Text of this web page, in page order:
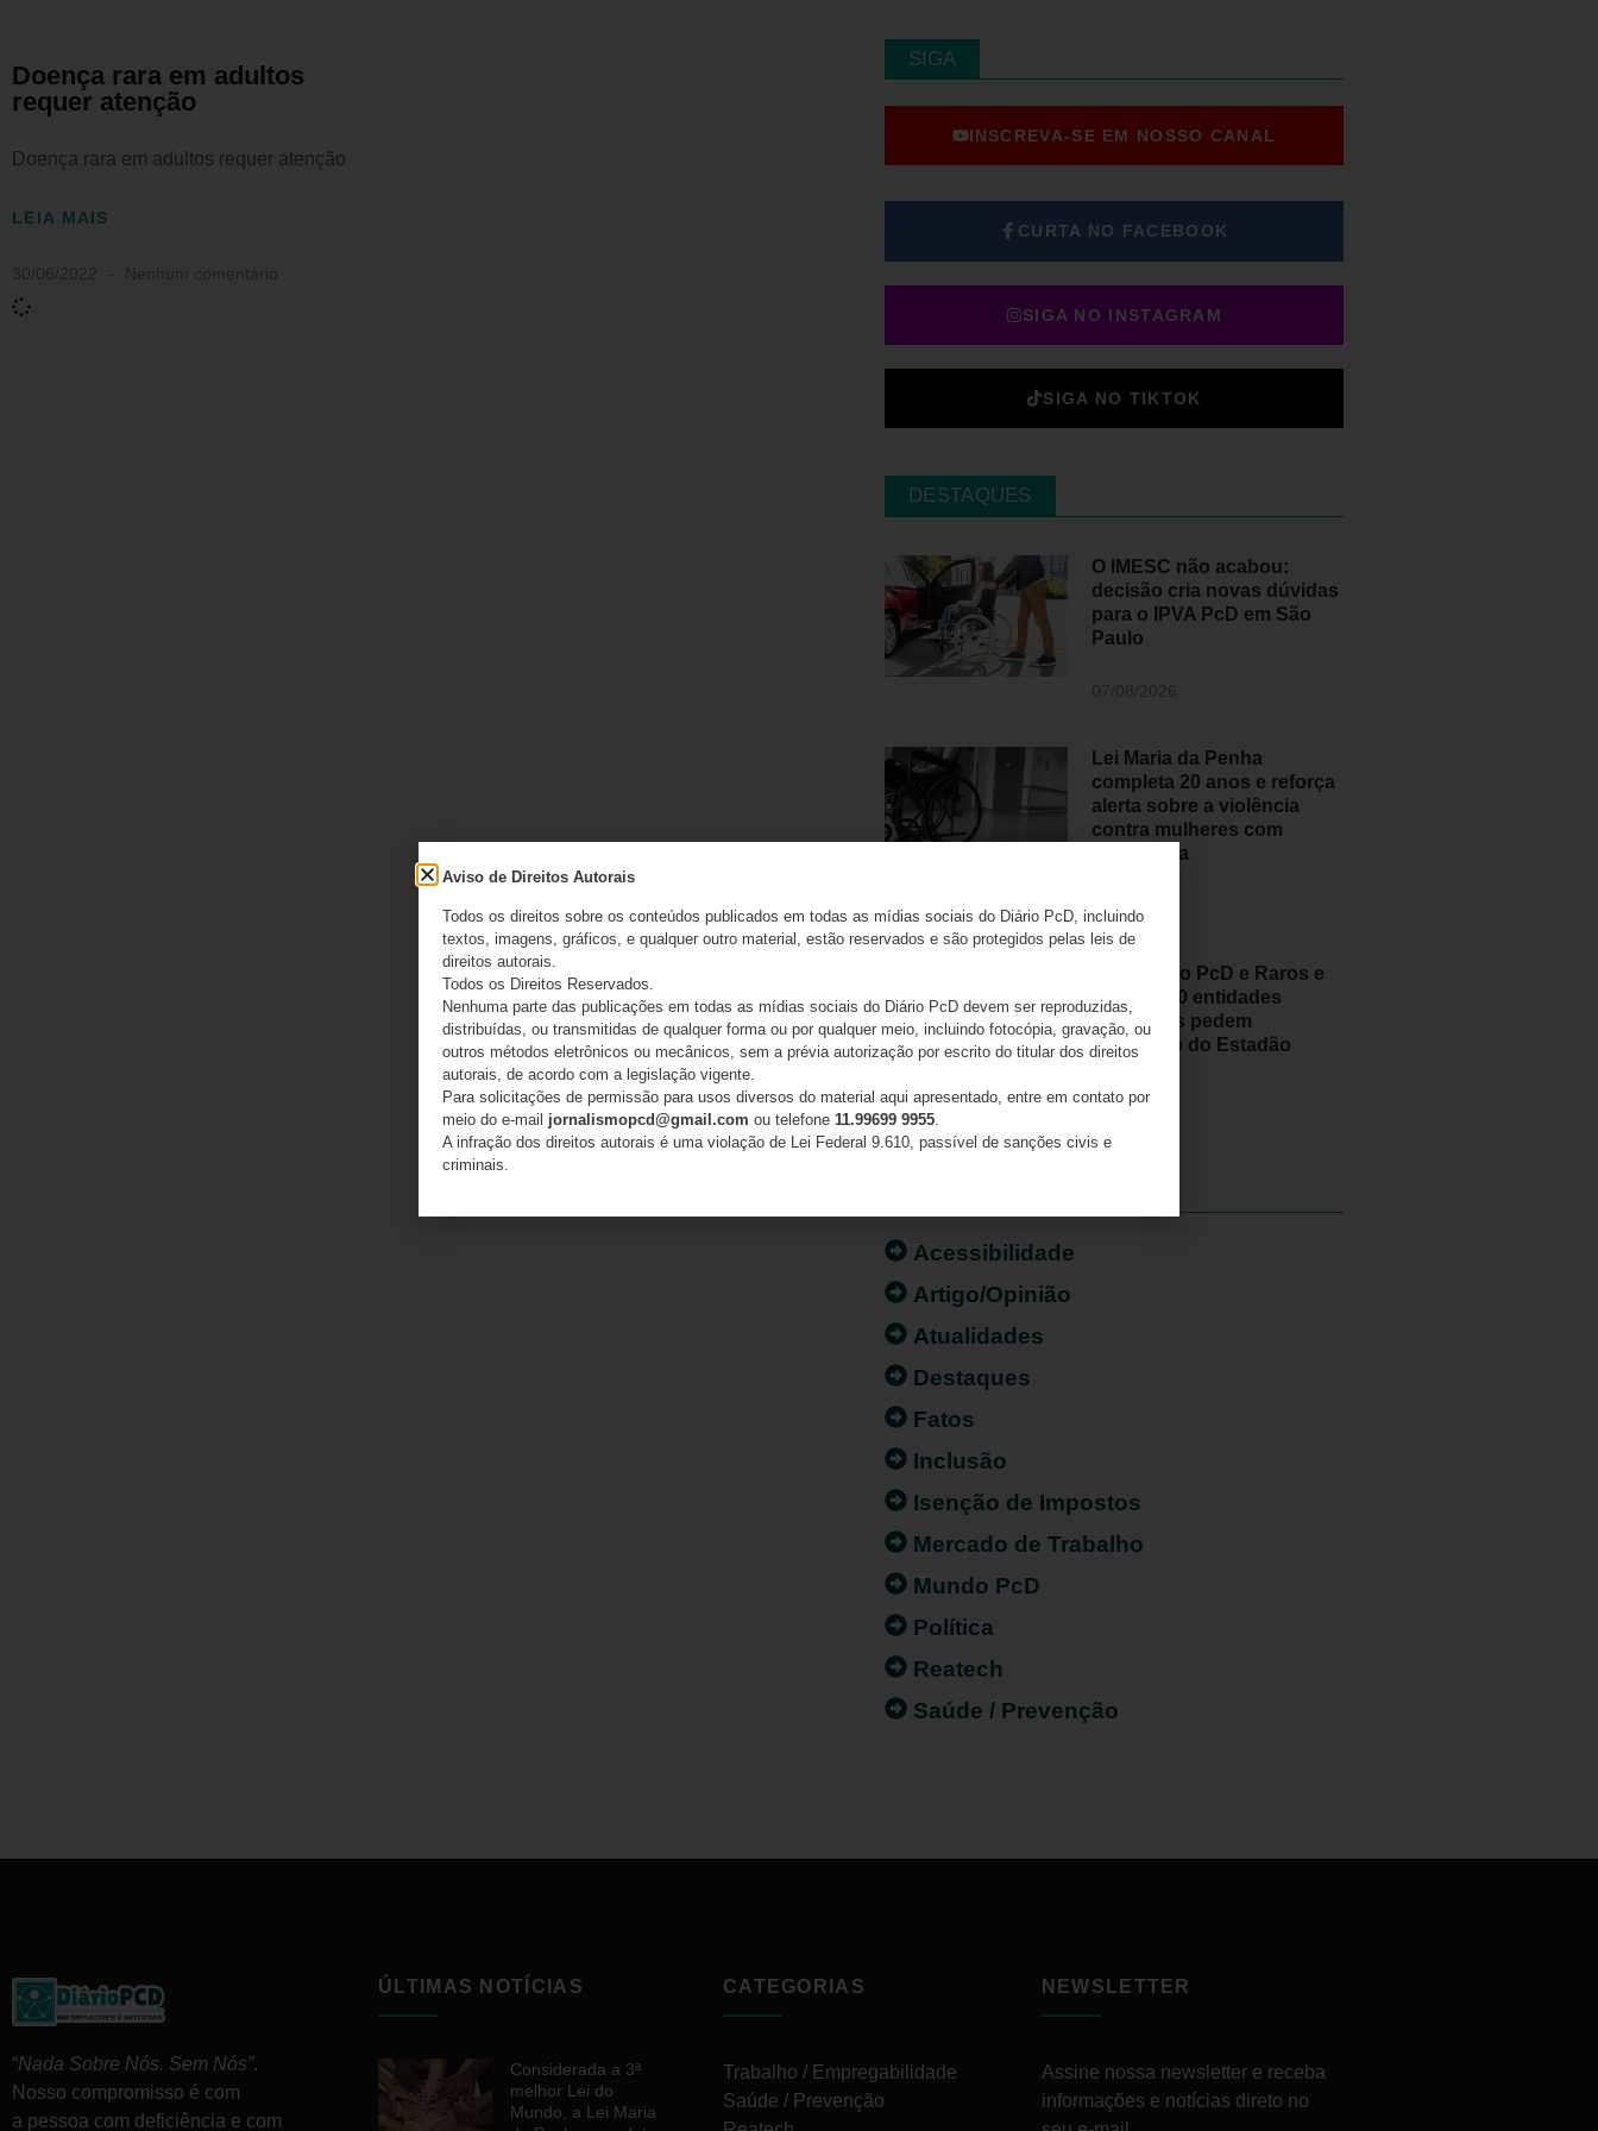
Doença rara em adultos
requer atenção
Doença rara em adultos requer atenção
LEIA MAIS
SIGA
INSCREVA-SE EM NOSSO CANAL
CURTA NO FACEBOOK
SIGA NO INSTAGRAM
SIGA NO TIKTOK
DESTAQUES
O IMESC não acabou:
decisão cria novas dúvidas
para o IPVA PcD em São
Paulo
Lei Maria da Penha
completa 20 anos e reforça
alerta sobre a violência
contra mulheres com
deficiência
07/08/2026
Movimento PcD e Raros e
mais de 50 entidades
brasileiras pedem
retratação do Estadão
06/08/2026
Acessibilidade
Artigo/Opinião
Atualidades
Destaques
Fatos
Inclusão
Isenção de Impostos
Mercado de Trabalho
Mundo PcD
Política
Reatech
Saúde / Prevenção
“Nada Sobre Nós. Sem Nós”.
Nosso compromisso é com
a pessoa com deficiência e com
ÚLTIMAS NOTÍCIAS
Considerada a 3ª
melhor Lei do
Mundo, a Lei Maria
CATEGORIAS
Trabalho / Empregabilidade
Saúde / Prevenção
NEWSLETTER
Assine nossa newsletter e receba
informações e notícias direto no
Aviso de Direitos Autorais
Todos os direitos sobre os conteúdos publicados em todas as mídias sociais do Diário PcD, incluindo
textos, imagens, gráficos, e qualquer outro material, estão reservados e são protegidos pelas leis de
direitos autorais.
Todos os Direitos Reservados.
Nenhuma parte das publicações em todas as mídias sociais do Diário PcD devem ser reproduzidas,
distribuídas, ou transmitidas de qualquer forma ou por qualquer meio, incluindo fotocópia, gravação, ou
outros métodos eletrônicos ou mecânicos, sem a prévia autorização por escrito do titular dos direitos
autorais, de acordo com a legislação vigente.
Para solicitações de permissão para usos diversos do material aqui apresentado, entre em contato por
meio do e-mail jornalismopcd@gmail.com ou telefone 11.99699 9955.
A infração dos direitos autorais é uma violação de Lei Federal 9.610, passível de sanções civis e
criminais.